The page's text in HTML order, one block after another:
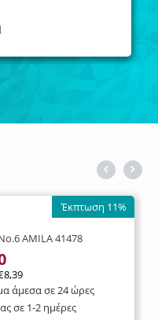
Έκπτωση 11%
AMILA 41478
8,39
άμεσα σε 24 ώρες
σε 1-2 ημέρες